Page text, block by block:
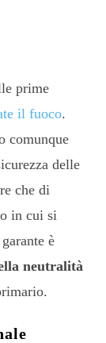
prime
il fuoco.
comunque
delle
che di
in cui si
è
neutralità